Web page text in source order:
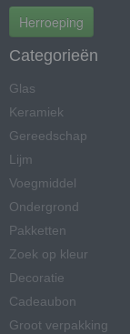
Herroeping
Categorieën
Glas
Keramiek
Gereedschap
Lijm
Voegmiddel
Ondergrond
Pakketten
Zoek op kleur
Decoratie
Cadeaubon
Groot verpakking